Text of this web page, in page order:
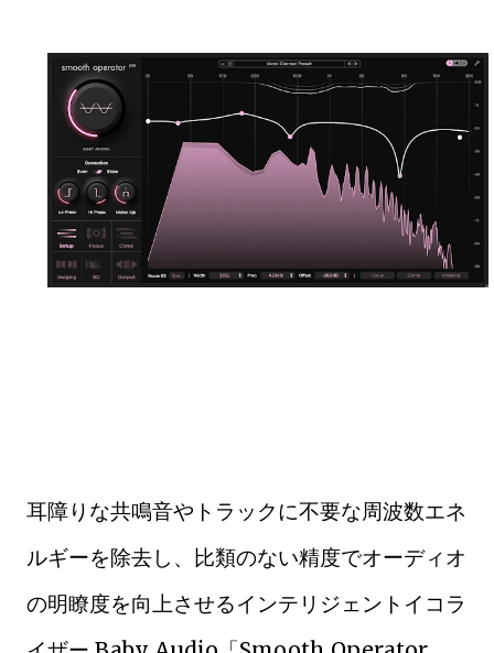
耳障りな共鳴音やトラックに不要な周波数エネ
ルギーを除去し、比類のない精度でオーディオ
の明瞭度を向上させるインテリジェントイコラ